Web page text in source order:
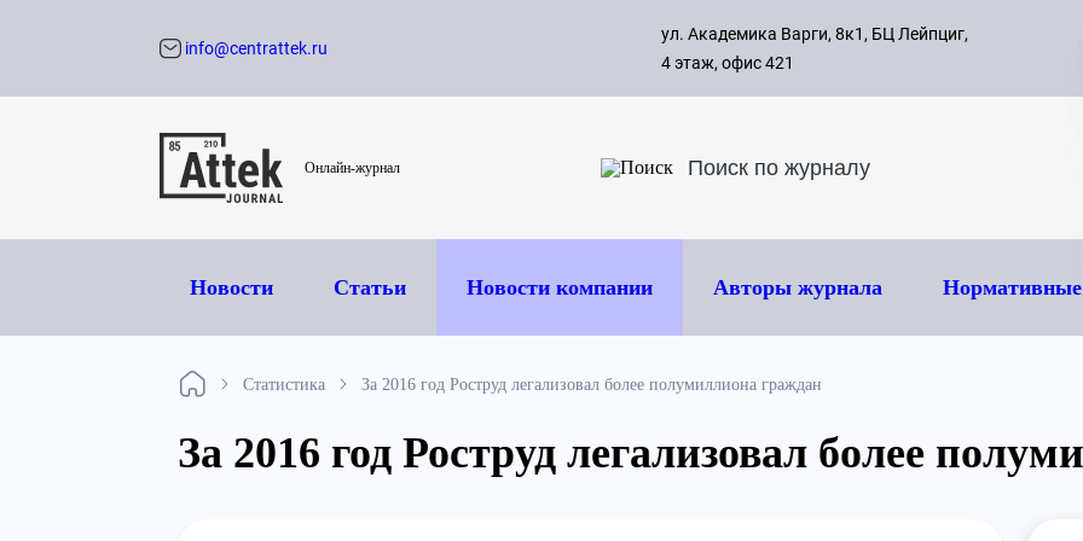
с 09:00
8 495
info@centrattek.ru
ул. Академика Варги, 8к1, БЦ Лейпциг,
4 этаж, офис 421
Онлайн-журнал
Новости Статьи Новости компании Авторы журнала
Статистика За 2016 год Роструд легализовал более полумиллиона граждан
За 2016 год Роструд легализовал более